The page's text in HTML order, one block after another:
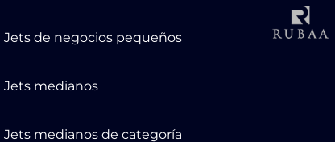
Jets de negocios pequeños
Jets medianos
Jets medianos de categoría